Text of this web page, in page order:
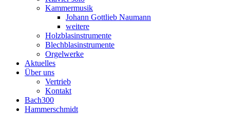
Kammermusik
Johann Gottlieb Naumann
weitere
Holzblasinstrumente
Blechblasinstrumente
Orgelwerke
Aktuelles
Über uns
Vertrieb
Kontakt
Bach300
Hammerschmidt